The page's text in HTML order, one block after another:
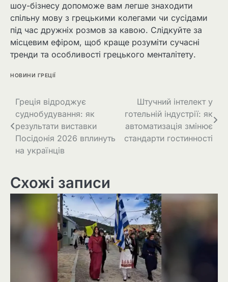
шоу-бізнесу допоможе вам легше знаходити
спільну мову з грецькими колегами чи сусідами
під час дружніх розмов за кавою. Слідкуйте за
місцевим ефіром, щоб краще розуміти сучасні
тренди та особливості грецького менталітету.
НОВИНИ ГРЕЦІЇ
Греція відроджує
суднобудування: як
результати виставки
Посідонія 2026 вплинуть
на українців
Штучний інтелект у
готельній індустрії: як
автоматизація змінює
стандарти гостинності
Схожі записи